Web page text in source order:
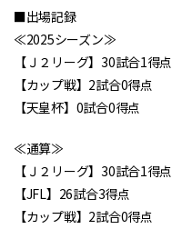
■出場記録
≪2025シーズン≫
【Ｊ２リーグ】30試合1得点
【カップ戦】2試合0得点
【天皇杯】0試合0得点
≪通算≫
【Ｊ２リーグ】30試合1得点
【JFL】26試合3得点
【カップ戦】2試合0得点